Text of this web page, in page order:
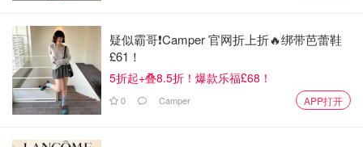
疑似霸哥❗️Camper 官网折上折🔥绑带芭蕾鞋
£61！
5折起+叠8.5折！爆款乐福£68！
0 Camper APP打开